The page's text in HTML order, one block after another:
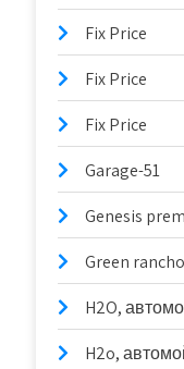
Fix Price
Fix Price
Fix Price
Garage-51
Genesis
Green rancho
H2O,
H2o,